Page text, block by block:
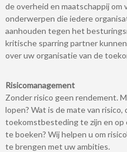
de overheid en maatschappij
onderwerpen die iedere
aanhouden tegen het
kritische sparring partner
over uw organisatie van de
Risicomanagement
Zonder risico geen rendement.
lopen? Wat is de mate van
toekomstbesteding te zijn en op
te boeken? Wij helpen u om
te brengen met uw ambities.